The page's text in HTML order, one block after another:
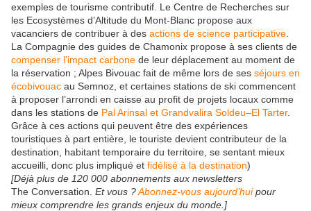
exemples de tourisme contributif. Le Centre de Recherches sur
les Ecosystèmes d’Altitude du Mont-Blanc propose aux
vacanciers de contribuer à des actions de science participative
La Compagnie des guides de Chamonix propose à ses clients de
compenser l’impact carbone de leur déplacement au moment de
la réservation ; Alpes Bivouac fait de même lors de ses séjours en
écobivouac au Semnoz, et certaines stations de ski commencent
à proposer l’arrondi en caisse au profit de projets locaux comme
dans les stations de Pal Arinsal et Grandvalira Soldeu–El Tarter.
Grâce à ces actions qui peuvent être des expériences
touristiques à part entière, le touriste devient contributeur de la
destination, habitant temporaire du territoire, se sentant mieux
accueilli, donc plus impliqué et fidélisé à la destination)
[Déjà plus de 120 000 abonnements aux newsletters
The Conversation. Et vous ?Abonnez-vous aujourd’huipour
mieux comprendre les grands enjeux du monde.]